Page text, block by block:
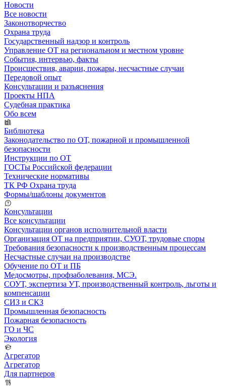
Новости
Все новости
Законотворчество
Охрана труда
Государственный надзор и контроль
Управление ОТ на региональном и местном уровне
События, интервью, факты
Происшествия, аварии, пожары, несчастные случаи
Передовой опыт
Консультации и разъяснения
Проекты НПА
Судебная практика
Обо всем
Библиотека
Законодательство по ОТ, пожарной и промышленной
безопасности
Инструкции по ОТ
ГОСТы Российской федерации
Технические нормативы
ТК РФ Охрана труда
Формы/шаблоны документов
Консультации
Все консультации
Консультации органов исполнительной власти
Организация ОТ на предприятии, СУОТ, трудовые споры
Требования безопасности к производственным процессам
Несчастные случаи на производстве
Обучение по ОТ и ПБ
Медосмотры, профзаболевания, МСЭ.
СОУТ, экспертиза УТ, производственный контроль, льготы и
компенсации
СИЗ и СКЗ
Промышленная безопасность
Пожарная безопасность
ГО и ЧС
Экология
Агрегатор
Агрегатор
Для партнеров